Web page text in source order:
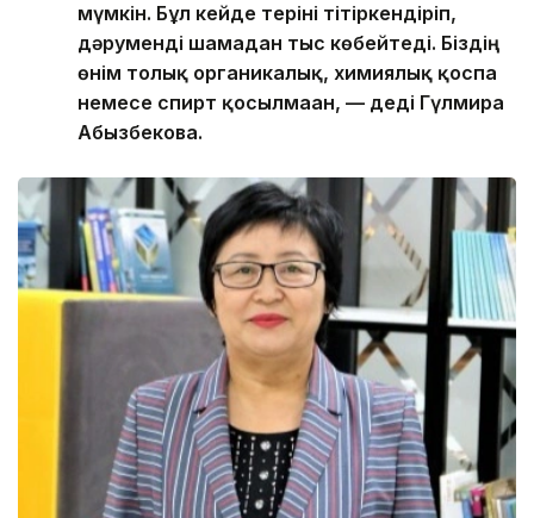
мүмкін. Бұл кейде теріні тітіркендіріп,
дәруменді шамадан тыс көбейтеді. Біздің
өнім толық органикалық, химиялық қоспа
немесе спирт қосылмаған, — деді Гүлмира
Абызбекова.